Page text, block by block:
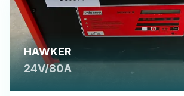
HAWKER
24V/80A